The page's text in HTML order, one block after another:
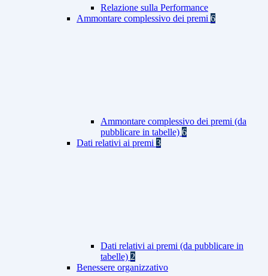
Relazione sulla Performance
Ammontare complessivo dei premi 6
Ammontare complessivo dei premi (da
pubblicare in tabelle) 6
Dati relativi ai premi 3
Dati relativi ai premi (da pubblicare in
tabelle) 2
Benessere organizzativo